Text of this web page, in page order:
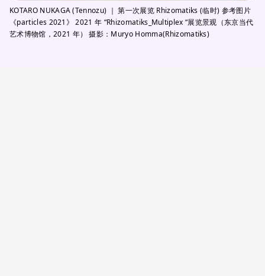
KOTARO NUKAGA (Tennozu) ｜ 第一次展览 Rhizomatiks (临时) 参考图片
《particles 2021》 2021 年 “Rhizomatiks_Multiplex “展览景观（东京当代
艺术博物馆，2021 年） 摄影：Muryo Homma(Rhizomatiks)